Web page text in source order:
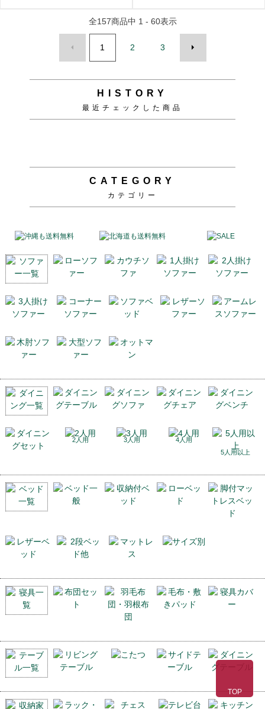
TOP
全157商品中 1 - 60表示
1 2 3
HISTORY
最近チェックした商品
CATEGORY
カテゴリー
2人用 3人用
4人用
5人用以上